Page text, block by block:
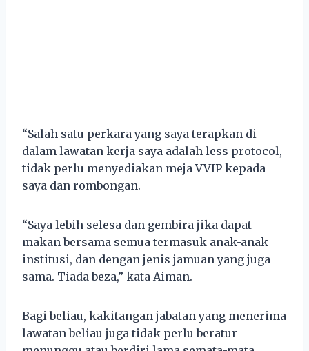
“Salah satu perkara yang saya terapkan di
dalam lawatan kerja saya adalah less protocol,
tidak perlu menyediakan meja VVIP kepada
saya dan rombongan.
“Saya lebih selesa dan gembira jika dapat
makan bersama semua termasuk anak-anak
institusi, dan dengan jenis jamuan yang juga
sama. Tiada beza,” kata Aiman.
Bagi beliau, kakitangan jabatan yang menerima
lawatan beliau juga tidak perlu beratur